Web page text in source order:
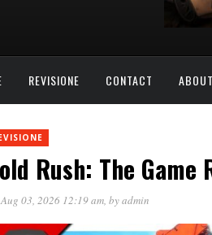
REVISIONE CONTACT ABOUT
Rush: The Game
03, 2026 12:19 am, byadmin